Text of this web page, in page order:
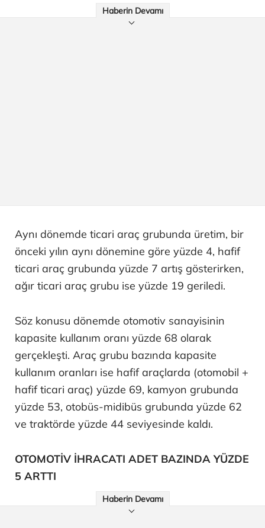
Haberin Devamı
Aynı dönemde ticari araç grubunda üretim, bir
önceki yılın aynı dönemine göre yüzde 4, hafif
ticari araç grubunda yüzde 7 artış gösterirken,
ağır ticari araç grubu ise yüzde 19 geriledi.
Söz konusu dönemde otomotiv sanayisinin
kapasite kullanım oranı yüzde 68 olarak
gerçekleşti. Araç grubu bazında kapasite
kullanım oranları ise hafif araçlarda (otomobil +
hafif ticari araç) yüzde 69, kamyon grubunda
yüzde 53, otobüs-midibüs grubunda yüzde 62
ve traktörde yüzde 44 seviyesinde kaldı.
OTOMOTİV İHRACATI ADET BAZINDA YÜZDE
5 ARTTI
Haberin Devamı